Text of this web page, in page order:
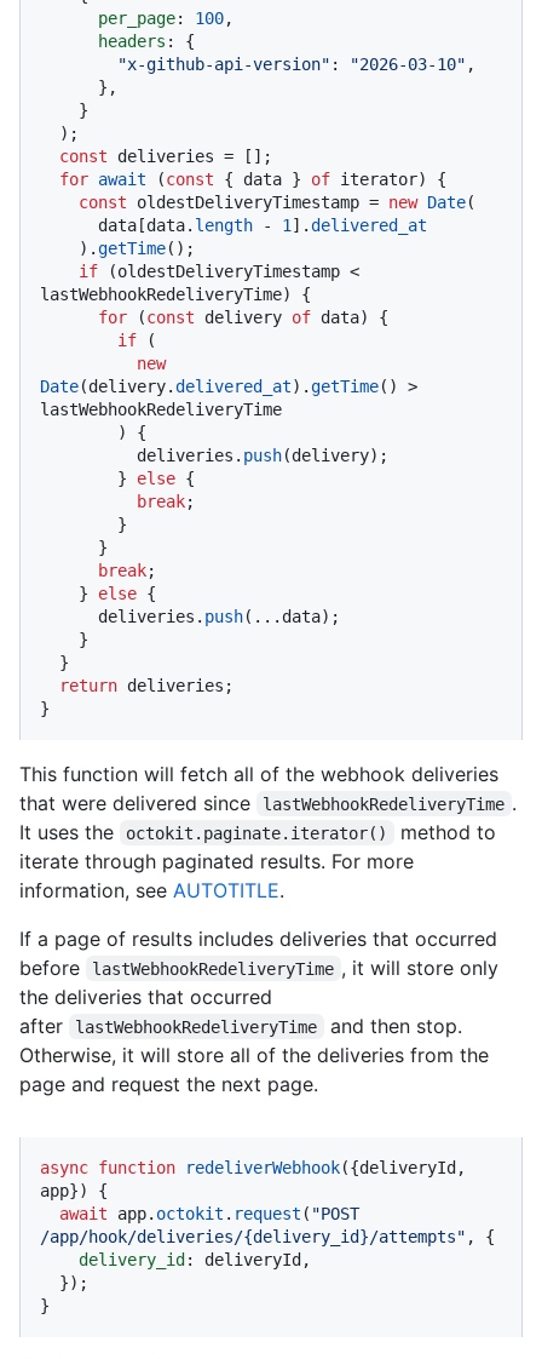
per_page: 100,
headers : {
"x-github-api-version" : "2026-03-10" ,
const deliveries = [];
for await (const { data } of iterator) {
const oldestDeliveryTimestamp = new Date(
      data[data.
length - 1 ].delivered_at
    ).
getTime();
if (oldestDeliveryTimestamp <
lastWebhookRedeliveryTime) {
for (const delivery of data) {
if (
new
Date(delivery.delivered_at).getTime() >
lastWebhookRedeliveryTime
          deliveries.
push(delivery);
        }
else {
break;
break;
    }
else {
      deliveries.
push(...data);
return deliveries;
}
This function will fetch all of the webhook deliveries
that were delivered since
lastWebhookRedeliveryTime .
It uses the
octokit.paginate.iterator()
method to
iterate through paginated results. For more
information, see AUTOTITLE.
If a page of results includes deliveries that occurred
before
lastWebhookRedeliveryTime , it will store only
the deliveries that occurred
after
lastWebhookRedeliveryTime
and then stop.
Otherwise, it will store all of the deliveries from the
page and request the next page.
async function redeliverWebhook({deliveryId,
app}) {
await app. octokit . request ( "POST
/app/hook/deliveries/{delivery_id}/attempts" , {
delivery_id : deliveryId,
}